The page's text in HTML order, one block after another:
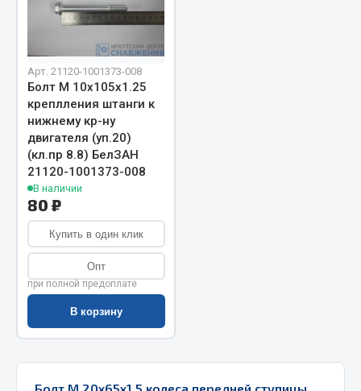
Выключатель массы
Весь раздел
Запчасти на полуприцепы
Амортизаторы для полуприцепов
Весь раздел
Запчасти КамАЗ
Двигатель
Система питания
Арт. 21120-1001373-008
Болт М 10х105х1.25
креплления штанги к
нижнему кр-ну
двигателя (уп.20)
(кл.пр 8.8) БелЗАН
21120-1001373-008
В наличии
80 ₽
Купить в один клик
Опт
при полной предоплате
В корзину
Болт М 20х65х1.5 колеса передней ступицы